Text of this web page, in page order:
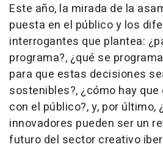
Este año, la mirada de la
puesta en el público y los
interrogantes que plantea:
programa?, ¿qué se
para que estas decisiones
sostenibles?, ¿cómo hay
con el público?, y, por último,
innovadores pueden ser un
futuro del sector creativo